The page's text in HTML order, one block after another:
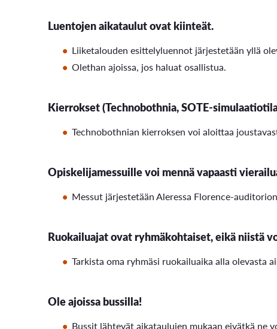
Luentojen aikataulut ovat kiinteät.
Liiketalouden esittelyluennot järjestetään yllä
Olethan ajoissa, jos haluat osallistua.
Kierrokset (Technobothnia, SOTE-
Technobothnian kierroksen voi aloittaa
Opiskelijamessuille voi mennä vapaasti
Messut järjestetään Aleressa Florence-
Ruokailuajat ovat ryhmäkohtaiset, eikä niistä
Tarkista oma ryhmäsi ruokailuaika alla olevasta
Ole ajoissa bussilla!
Bussit lähtevät aikataulujen mukaan eivätkä ne